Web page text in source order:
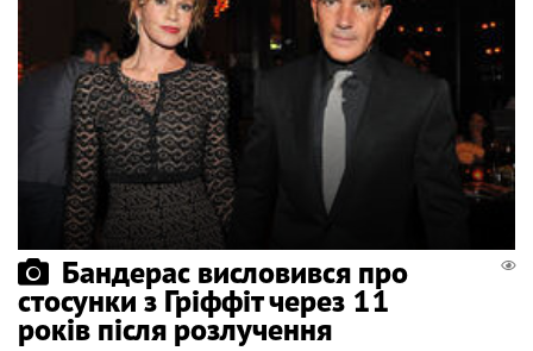
Бандерас висловився про
стосунки з Гріффіт через 11
років після розлучення